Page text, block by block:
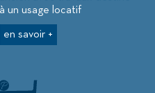
à un usage locatif
en savoir +